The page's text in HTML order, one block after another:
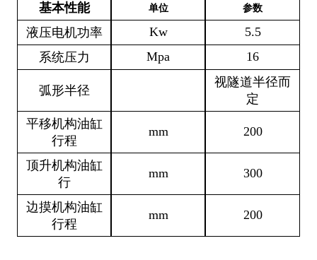
基本性能 单位 参数
液压电机功率 Kw
5.5
系统压力
Mpa 16
弧形半径
视隧道半径而
定
平移机构油缸
行程
mm 200
顶升机构油缸
行
mm 300
边摸机构油缸
行程
mm 200